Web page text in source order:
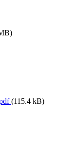
(115.4 kB)